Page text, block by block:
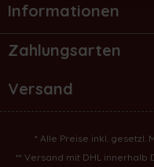
Informationen
Zahlungsarten
Versand
* Alle Preise inkl. gesetzl.
** Versand mit DHL